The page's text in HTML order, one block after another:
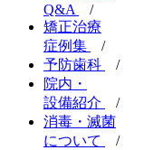
Q&A
/
矯正治療
症例集
/
予防歯科
/
院内・
設備紹介
/
消毒・滅菌
について
/